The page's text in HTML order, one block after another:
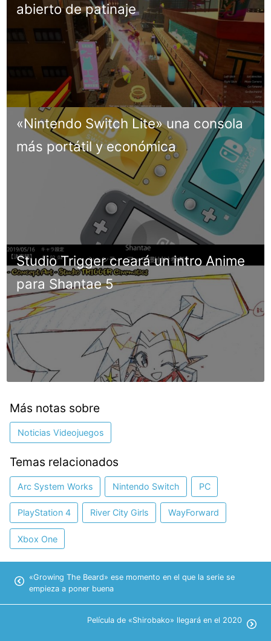
abierto de patinaje
«Nintendo Switch Lite» una consola
más portátil y económica
Studio Trigger creará un intro Anime
para Shantae 5
Más notas sobre
Noticias Videojuegos
Temas relacionados
Arc System Works Nintendo Switch PC
PlayStation 4 River City Girls WayForward
Xbox One
«Growing The Beard» ese momento en el que la serie se
empieza a poner buena
Película de «Shirobako» llegará en el 2020